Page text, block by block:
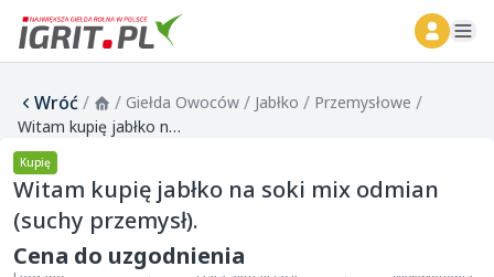
Wróć/ / Giełda Owoców / Jabłko / Przemysłowe /
Witam kupię jabłko na soki mix odmian (suchy przemysł).
Kupię
Witam kupię jabłko na soki mix odmian
(suchy przemysł).
Cena do uzgodnienia